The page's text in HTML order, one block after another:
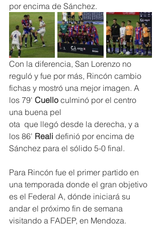
por encima de Sánchez.
Con la diferencia, San Lorenzo no
reguló y fue por más, Rincón cambio
fichas y mostró una mejor imagen. A
los 79' Cuello culminó por el centro
una buena pel
ota  que llegó desde la derecha, y a
los 86' Reali definió por encima de
Sánchez para el sólido 5-0 final.
Para Rincón fue el primer partido en
una temporada donde el gran objetivo
es el Federal A, dónde iniciará su
andar el próximo fin de semana
visitando a FADEP, en Mendoza.